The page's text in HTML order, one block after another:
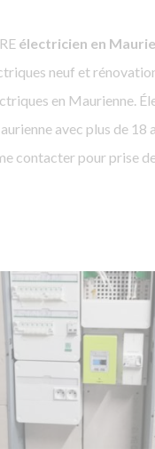
électricien en
neuf et
en Maurienne.
avec plus de 18
contacter pour prise